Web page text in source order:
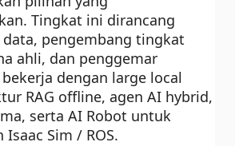
Tingkat ini dirancang
pengembang tingkat
ahli, dan penggemar
dengan large local
RAG offline, agen AI hybrid,
serta AI Robot untuk
Sim / ROS.